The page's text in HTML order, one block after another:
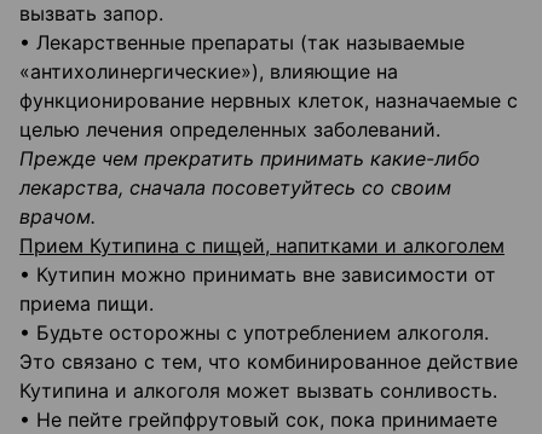
вызвать запор.
• Лекарственные препараты (так называемые
«антихолинергические»), влияющие на
функционирование нервных клеток, назначаемые с
целью лечения определенных заболеваний.
Прежде чем прекратить принимать какие-либо
лекарства, сначала посоветуйтесь со своим
врачом.
Прием Кутипина с пищей, напитками и алкоголем
• Кутипин можно принимать вне зависимости от
приема пищи.
• Будьте осторожны с употреблением алкоголя.
Это связано с тем, что комбинированное действие
Кутипина и алкоголя может вызвать сонливость.
• Не пейте грейпфрутовый сок, пока принимаете